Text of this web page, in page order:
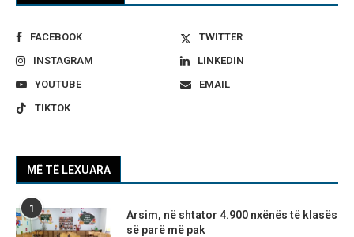
FACEBOOK
TWITTER
INSTAGRAM
LINKEDIN
YOUTUBE
EMAIL
TIKTOK
MË TË LEXUARA
1
Arsim, në shtator 4.900 nxënës të klasës
së parë më pak